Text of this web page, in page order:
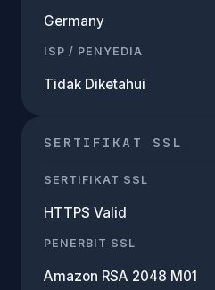
Germany
ISP / PENYEDIA
Tidak Diketahui
SERTIFIKAT SSL
SERTIFIKAT SSL
HTTPS Valid
PENERBIT SSL
Amazon RSA 2048 M01